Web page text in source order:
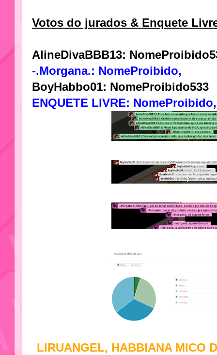
Votos do jurados & Enquete
AlineDivaBBB13:
-.Morgana.: NomeProibido,
BoyHabbo01: NomeProibido533
ENQUETE LIVRE: NomeProibido,
LIRUANGEL, HABBIANA MICO